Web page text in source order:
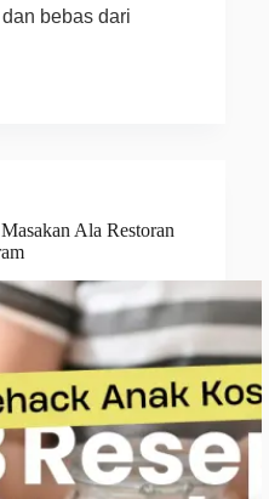
bebas dari
Ala Restoran